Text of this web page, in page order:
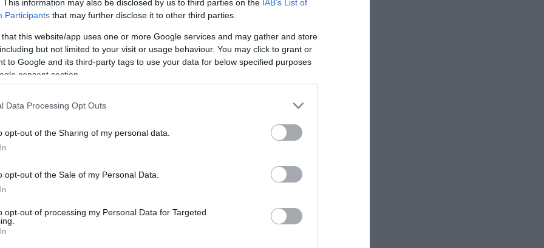
This information may also be disclosed by us to third parties on the IAB’s List of
Participants that may further disclose it to other third parties.
that this website/app uses one or more Google services and may gather and store
but not limited to your visit or usage behaviour. You may click to grant or
to Google and its third-party tags to use your data for below specified purposes
consent section.
Data Processing Opt Outs
opt-out of the Sharing of my personal data.
opt-out of the Sale of my Personal Data.
opt-out of processing my Personal Data for Targeted
Χανκς αποκάλυψε ποιος θέλει να είναι ο
για τον νέο πράκτορα 007 βρίσκεται σε εξέλιξη